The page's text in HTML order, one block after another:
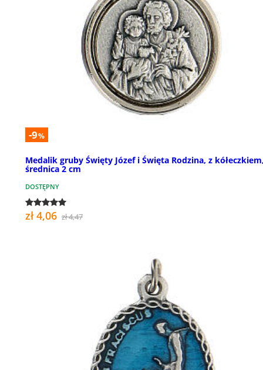
-9%
Medalik gruby Święty Józef i Święta Rodzina, z
średnica 2 cm
DOSTĘPNY
zł 4,06 zł 4,47